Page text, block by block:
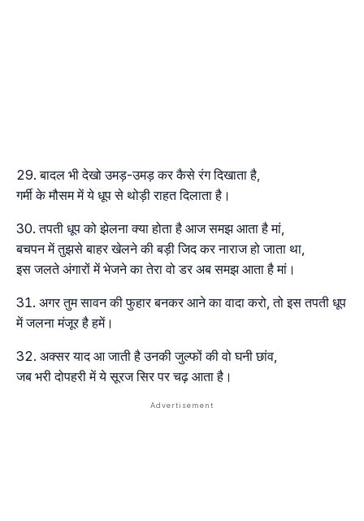
बादल भी देखो उमड़-उमड़ कर कैसे रंग दिखाता है,
गर्मी के मौसम में ये धूप से थोड़ी राहत दिलाता है।
तपती धूप को झेलना क्या होता है आज समझ आता है मां,
बचपन में तुझसे बाहर खेलने की बड़ी जिद कर नाराज हो जाता था,
इस जलते अंगारों में भेजने का तेरा वो डर अब समझ आता है मां।
अगर तुम सावन की फुहार बनकर आने का वादा करो, तो इस तपती धूप
में जलना मंजूर है हमें।
अक्सर याद आ जाती है उनकी जुल्फों की वो घनी छांव,
जब भरी दोपहरी में ये सूरज सिर पर चढ़ आता है।